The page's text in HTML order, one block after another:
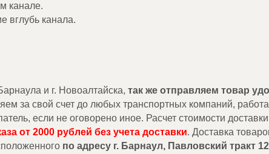
канале.
вглубь канала.
и г. Новоалтайска, так же отправляем товар
за свой счет до любых транспортных компаний,
если не оговорено иное. Расчет стоимости
от 2000 рублей без учета доставки. Доставка
по адресу г. Барнаул, Павловский тракт